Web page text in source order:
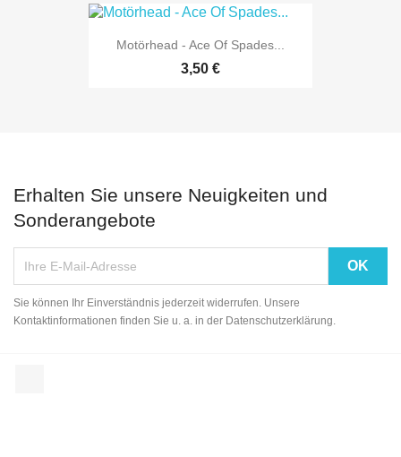
Motörhead - Ace Of Spades...
3,50 €
Erhalten Sie unsere Neuigkeiten und
Sonderangebote
Sie können Ihr Einverständnis jederzeit widerrufen. Unsere
Kontaktinformationen finden Sie u. a. in der Datenschutzerklärung.